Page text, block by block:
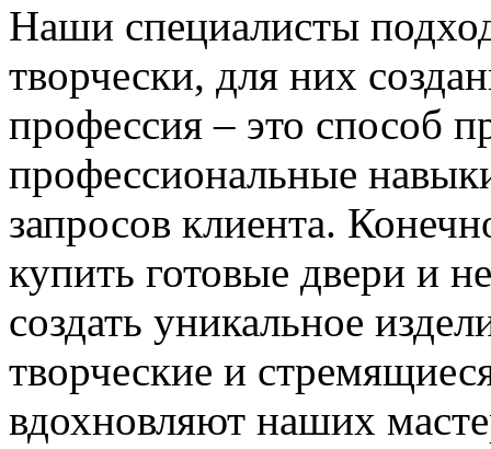
Наши специалисты
творчески, для них
профессия – это способ
профессиональные
запросов клиента.
купить готовые двери и
создать уникальное
творческие и
вдохновляют наших